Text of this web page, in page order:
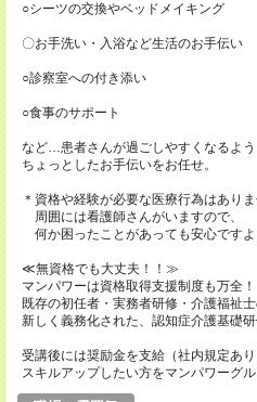
○シーツの交換やベッドメイキング
〇お手洗い・入浴など生活のお手伝い
○診察室への付き添い
○食事のサポート
など…患者さんが過ごしやすくなるよう
ちょっとしたお手伝いをお任せ。
＊資格や経験が必要な医療行為はありま
周囲には看護師さんがいますので、
何か困ったことがあっても安心ですよ
≪無資格でも大丈夫！！≫
マンパワーは資格取得支援制度も万全！
既存の初任者・実務者研修・介護福祉
新しく義務化された、認知症介護基礎
受講後には奨励金を支給（社内規定あり
スキルアップしたい方をマンパワーグ